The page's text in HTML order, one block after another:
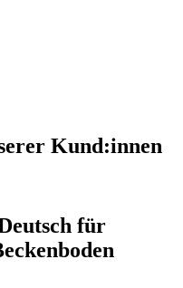
Kund:innen
für